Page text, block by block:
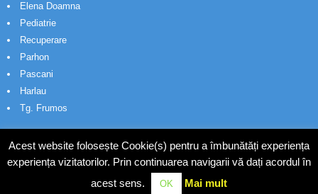
Elena Doamna
Pediatrie
Recuperare
Parhon
Pascani
Harlau
Tg. Frumos
© Wakatech
Acest website folosește Cookie(s) pentru a îmbunătăți experiența
experiența vizitatorilor. Prin continuarea navigarii vă dați acordul în
acest sens.
OK Mai mult